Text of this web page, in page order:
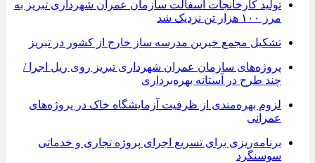
تولید کارخانجات آسفالت سازمان عمران شهرداری تبریز به
مرز ۱۰۰ هزار تن نزدیک شد
تشکیل مجمع خیرین مدرسه ‌ساز خارج از کشور در تبریز
پروژه‌های سازمان عمران شهرداری تبریز روی ریل اجرا /
چند طرح در آستانه بهره‌برداری
لزوم بهره‌مندی از ظرفیت آزمایشگاه خاک در پروژه‌های
عمرانی
برنامه‌ریزی برای تسریع اجرای پروژه تجاری و خدماتی
سوسنگرد